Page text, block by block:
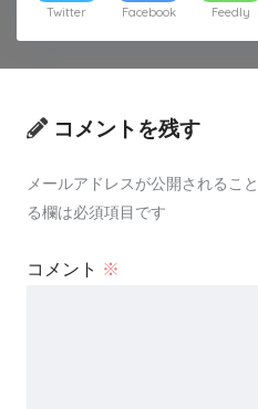
Twitter Facebook Feedly
コメントを残す
メールアドレスが公開されるこ
る欄は必須項目です
コメント ※